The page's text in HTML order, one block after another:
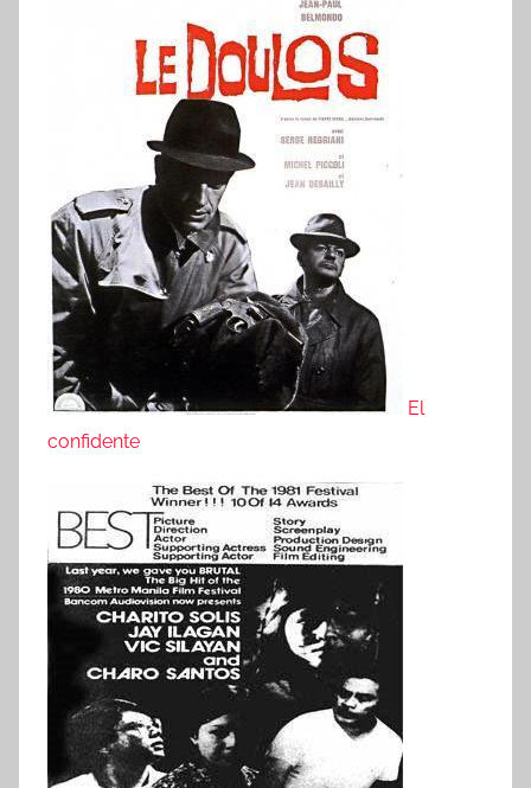
El
confidente